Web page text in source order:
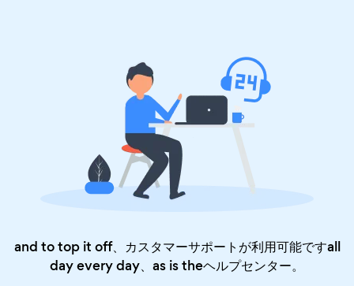
and to top it off、カスタマーサポートが利用可能ですall
day every day、as is theヘルプセンター。